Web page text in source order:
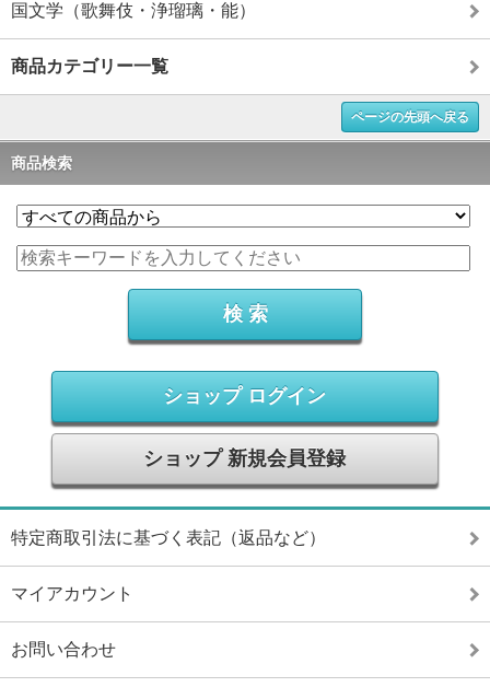
国文学（歌舞伎・浄瑠璃・能）
商品カテゴリー一覧
ページの先頭へ戻る
商品検索
ショップ ログイン
ショップ 新規会員登録
特定商取引法に基づく表記（返品など）
マイアカウント
お問い合わせ